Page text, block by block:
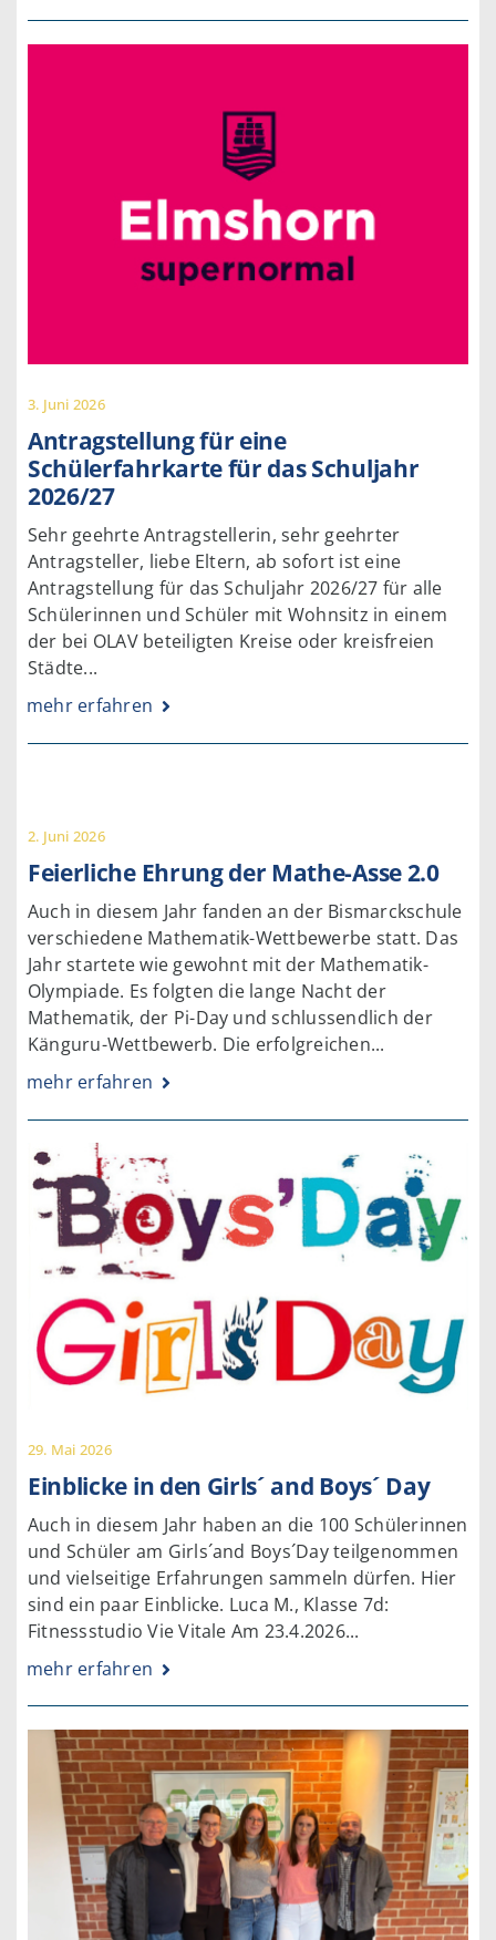
3. Juni 2026
Antragstellung für eine
Schülerfahrkarte für das Schuljahr
2026/27
Sehr geehrte Antragstellerin, sehr geehrter
Antragsteller, liebe Eltern, ab sofort ist eine
Antragstellung für das Schuljahr 2026/27 für alle
Schülerinnen und Schüler mit Wohnsitz in einem
der bei OLAV beteiligten Kreise oder kreisfreien
Städte...
mehr erfahren
2. Juni 2026
Feierliche Ehrung der Mathe-Asse 2.0
Auch in diesem Jahr fanden an der Bismarckschule
verschiedene Mathematik-Wettbewerbe statt. Das
Jahr startete wie gewohnt mit der Mathematik-
Olympiade. Es folgten die lange Nacht der
Mathematik, der Pi-Day und schlussendlich der
Känguru-Wettbewerb. Die erfolgreichen...
mehr erfahren
29. Mai 2026
Einblicke in den Girls´ and Boys´ Day
Auch in diesem Jahr haben an die 100 Schülerinnen
und Schüler am Girls´and Boys´Day teilgenommen
und vielseitige Erfahrungen sammeln dürfen. Hier
sind ein paar Einblicke. Luca M., Klasse 7d:
Fitnessstudio Vie Vitale Am 23.4.2026...
mehr erfahren